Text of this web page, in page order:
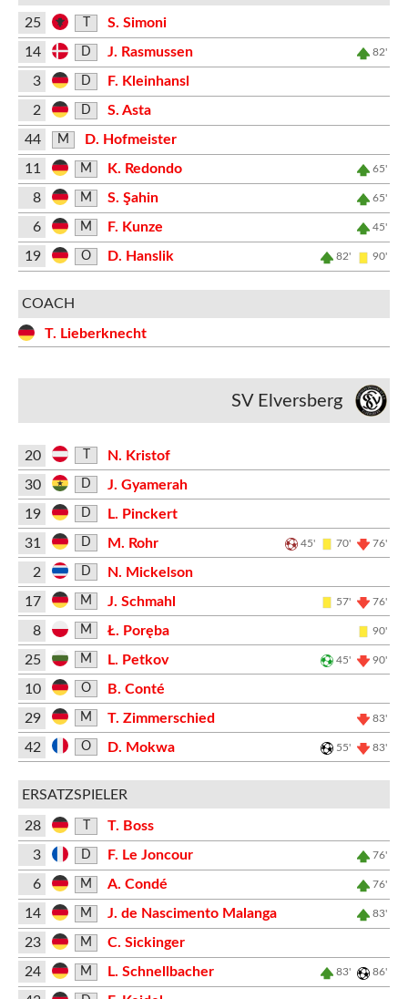
25
S. Simoni
14
D J. Rasmussen 82'
3 D
F. Kleinhansl
2
D
S. Asta
44
M
D. Hofmeister
11
M K. Redondo 65'
8 M S. Şahin 65'
6 M F. Kunze 45'
19 O D. Hanslik 82' 90'
COACH
T. Lieberknecht
SV Elversberg
20
N. Kristof
30
D
J. Gyamerah
19
D
L. Pinckert
31
D M. Rohr 45' 70' 76'
2 D
N. Mickelson
17
M J. Schmahl 57' 76'
8 M Ł. Poręba 90'
25 M L. Petkov 45' 90'
10 O
B. Conté
29
M T. Zimmerschied 83'
42 O D. Mokwa 55' 83'
ERSATZSPIELER
28
T. Boss
3
D F. Le Joncour 76'
6 M A. Condé 76'
14 M J. de Nascimento Malanga 83'
23 M
C. Sickinger
24
M L. Schnellbacher 83' 86'